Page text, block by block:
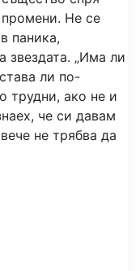
Не се
паника,
звездата. „Има ли
ли по-
трудни, ако не и
че си давам
не трябва да